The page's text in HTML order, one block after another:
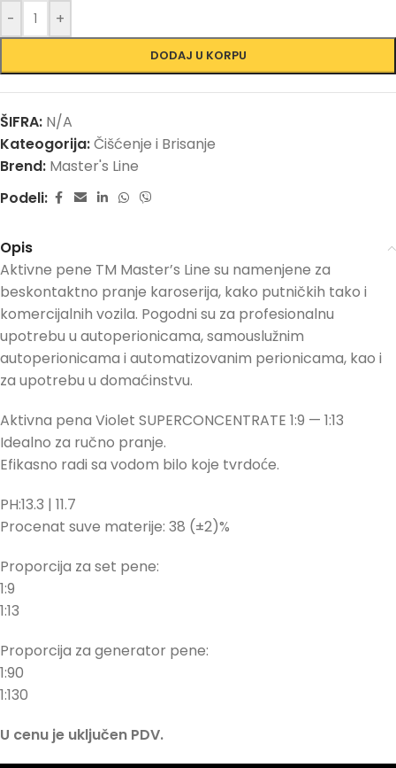
- +
DODAJ U KORPU
ŠIFRA: N/A
Kateogorija:Čišćenje i Brisanje
Brend: Master's Line
Podeli:
Opis
Aktivne pene TM Master’s Line su namenjene za
beskontaktno pranje karoserija, kako putničkih tako i
komercijalnih vozila. Pogodni su za profesionalnu
upotrebu u autoperionicama, samouslužnim
autoperionicama i automatizovanim perionicama, kao i
za upotrebu u domaćinstvu.
Aktivna pena Violet SUPERCONCENTRATE 1:9 — 1:13
Idealno za ručno pranje.
Efikasno radi sa vodom bilo koje tvrdoće.
PH:13.3 | 11.7
Procenat suve materije: 38 (±2)%
Proporcija za set pene:
1:9
1:13
Proporcija za generator pene:
1:90
1:130
U cenu je uključen PDV.